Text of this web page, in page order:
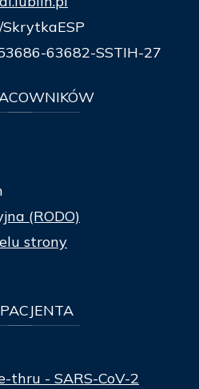
63682-SSTIH-27
(RODO)
strony
thru - SARS-CoV-2